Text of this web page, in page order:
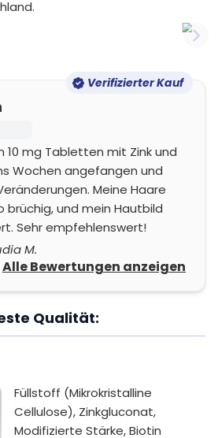
Verifizierter Kauf
10 mg Tabletten mit Zink und
Wochen angefangen und
Meine Haare
brüchig, und mein Hautbild
Sehr empfehlenswert!
M.
Alle Bewertungen anzeigen
Qualität:
Füllstoff (Mikrokristalline
Cellulose), Zinkgluconat,
Modifizierte Stärke, Biotin